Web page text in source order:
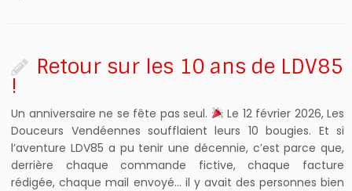
Retour sur les 10 ans de LDV85
!
Un anniversaire ne se fête pas seul.
Le 12 février 2026, Les
Douceurs Vendéennes soufflaient leurs 10 bougies. Et si
l’aventure LDV85 a pu tenir une décennie, c’est parce que,
derrière chaque commande fictive, chaque facture
rédigée, chaque mail envoyé… il y avait des personnes bien